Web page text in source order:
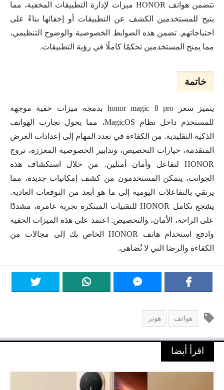
تتضمن هواتف HONOR ميزات لإدارة التطبيقات المخفية، مما
يتيح للمستخدمين الكشف عن التطبيقات أو إخفائها بناءً على
احتياجاتهم. تضمن هذه الضوابط الخصوصية والوضوح التنظيمي،
مما يمنح المستخدمين تحكمًا كاملًا في رؤية التطبيقات.
خاتمة
يتميز سعر honor magic 8 pro بدمجه ميزات خفية موجهة
للمستخدم داخل نظام MagicOS، مما يحول تجارب الهواتف
الذكية التقليدية. من الكفاءة في تعدد المهام إلى إعدادات العرض
المتقدمة، خيارات التخصيص، وتدابير الخصوصية المعززة، تروج
HONOR لتفاعل وأمان أمثلين. من خلال استكشاف هذه
الجوانب، يتمكن المستخدمون من كشف إمكانيات جديدة، مما
يرتقي بالتفاعلات اليومية إلى ما هو أبعد من التوقعات العادية.
يشجع تكامل HONOR للتقنيات المبتكرة تجربة غامرة، مشددًا
على الراحة، الأمان، والتخصيص. اعتمد على هذه الميزات الخفية
وادفع استخدام هاتف HONOR الخاص بك إلى مجالات من
الكفاءة والرضا التي لا تُضاهى.
هواتف هونر
اقرأ أيضا